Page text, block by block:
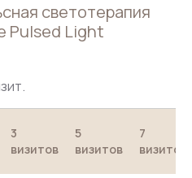
светотерапия
Pulsed Light
3
визитов
5
визитов
7
визитов